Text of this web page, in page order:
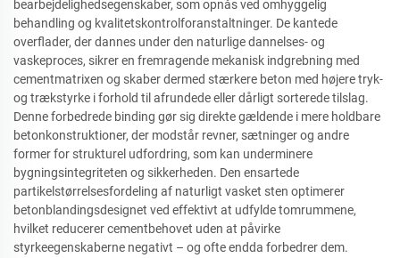
bearbejdelighedsegenskaber, som opnås ved omhyggelig
behandling og kvalitetskontrolforanstaltninger. De kantede
overflader, der dannes under den naturlige dannelses- og
vaskeproces, sikrer en fremragende mekanisk indgrebning med
cementmatrixen og skaber dermed stærkere beton med højere tryk-
og trækstyrke i forhold til afrundede eller dårligt sorterede tilslag.
Denne forbedrede binding gør sig direkte gældende i mere holdbare
betonkonstruktioner, der modstår revner, sætninger og andre
former for strukturel udfordring, som kan underminere
bygningsintegriteten og sikkerheden. Den ensartede
partikelstørrelsesfordeling af naturligt vasket sten optimerer
betonblandingsdesignet ved effektivt at udfylde tomrummene,
hvilket reducerer cementbehovet uden at påvirke
styrkeegenskaberne negativt – og ofte endda forbedrer dem.